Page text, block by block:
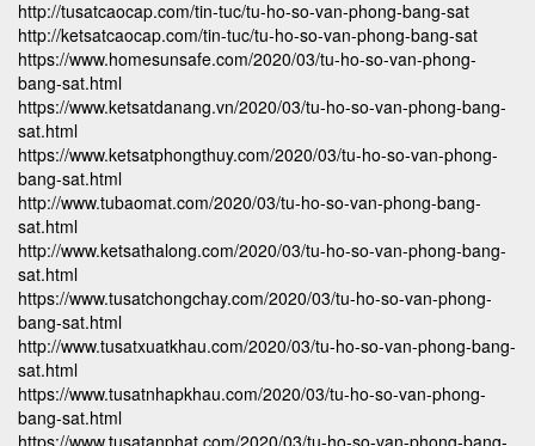
http://tusatcaocap.com/tin-tuc/tu-ho-so-van-phong-bang-sat
http://ketsatcaocap.com/tin-tuc/tu-ho-so-van-phong-bang-sat
https://www.homesunsafe.com/2020/03/tu-ho-so-van-phong-
bang-sat.html
https://www.ketsatdanang.vn/2020/03/tu-ho-so-van-phong-bang-
sat.html
https://www.ketsatphongthuy.com/2020/03/tu-ho-so-van-phong-
bang-sat.html
http://www.tubaomat.com/2020/03/tu-ho-so-van-phong-bang-
sat.html
http://www.ketsathalong.com/2020/03/tu-ho-so-van-phong-bang-
sat.html
https://www.tusatchongchay.com/2020/03/tu-ho-so-van-phong-
bang-sat.html
http://www.tusatxuatkhau.com/2020/03/tu-ho-so-van-phong-bang-
sat.html
https://www.tusatnhapkhau.com/2020/03/tu-ho-so-van-phong-
bang-sat.html